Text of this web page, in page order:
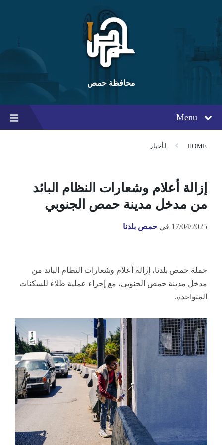
content
main
navigation
footer
محافظة حمص
Menu
HOME الأخبار
إزالة أعلام وشعارات النظام البائد
من مدخل مدينة حمص الجنوبي
17/04/2025 في حمص بلدنا
حملة حمص بلدنا، إزالة أعلام وشعارات النظام البائد من
مدخل مدينة حمص الجنوبي، مع إجراء عملية طلاء للسكنات
المتواجدة.